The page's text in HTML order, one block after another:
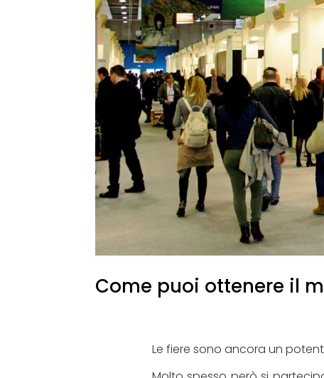
Come puoi ottenere il
Le fiere sono ancora un